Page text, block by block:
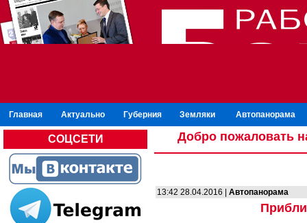
Главная Актуально Губерния Земляки Автопанорама
СОЦСЕТИ Добро пожаловать
13:42 28.04.2016 | Автопанорама